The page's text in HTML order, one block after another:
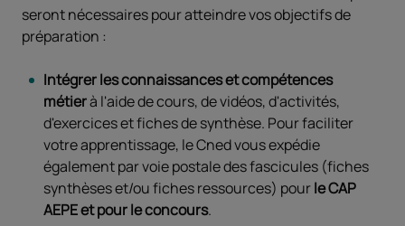
seront nécessaires pour atteindre vos objectifs de
préparation :
Intégrer les connaissances et compétences
métierà l'aide de cours, de vidéos, d'activités,
d'exercices et fiches de synthèse. Pour faciliter
votre apprentissage, le Cned vous expédie
également par voie postale des fascicules (fiches
synthèses et/ou fiches ressources) pourle CAP
AEPE et pour le concours.